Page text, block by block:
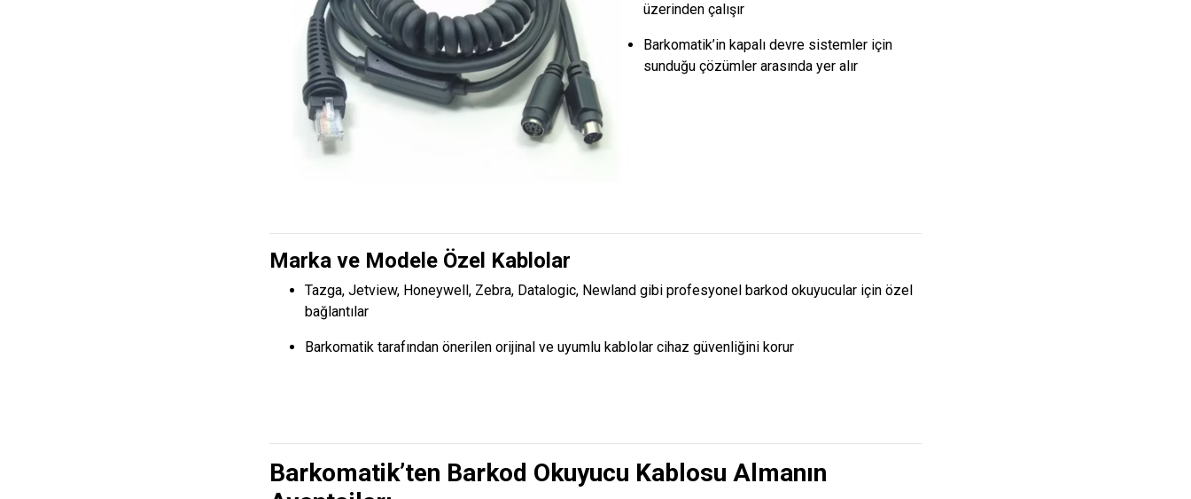
üzerinden çalışır
Barkomatik’in kapalı devre sistemler için
sunduğu çözümler arasında yer alır
Marka ve Modele Özel Kablolar
Tazga, Jetview, Honeywell, Zebra, Datalogic, Newland gibi profesyonel barkod okuyucular için özel
bağlantılar
Barkomatik tarafından önerilen orijinal ve uyumlu kablolar cihaz güvenliğini korur
Barkomatik’ten Barkod Okuyucu Kablosu Almanın